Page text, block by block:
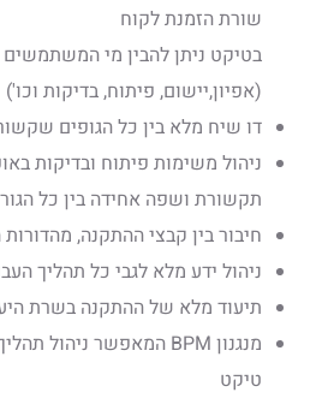
שורת הזמנת לקוח
בטיקט ניתן להבין מי
(אפיון,יישום, פיתוח, בדיקות וכו')
דו שיח מלא בין כל הגופים
ניהול משימות פיתוח ובדיקות
תקשורת ושפה אחידה בין כל
חיבור בין קבצי ההתקנה,
ניהול ידע מלא לגבי כל תהליך
תיעוד מלא של ההתקנה בשרת
מנגנון BPM המאפשר ניהול תהליך מלא לכל משימה/
טיקט